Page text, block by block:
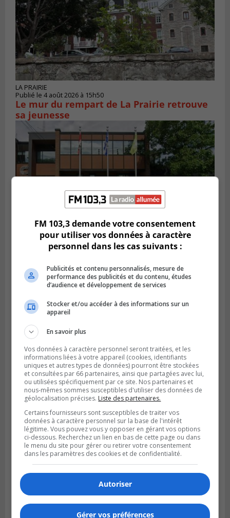
LA PRAIRIE
Publié le 4 août 2026 à 15h50
Le mur du rempart de La Prairie retrouve
sa jeunesse
SAINT-CONSTANT
Saint-Constant signe une nouvelle
convention pour le bien de la population
SAINT-LAMBERT
Publié le 4 août 2026 à 12h00
Une conseillère de Saint-Lambert craint le
développement de MET
FM 103,3 demande votre consentement
pour utiliser vos données à caractère
personnel dans les cas suivants :
Publicités et contenu personnalisés, mesure de
performance des publicités et du contenu, études
d’audience et développement de services
Stocker et/ou accéder à des informations sur un
appareil
En savoir plus
Vos données à caractère personnel seront traitées, et les
informations liées à votre appareil (cookies, identifiants
uniques et autres types de données) pourront être stockées
et consultées par 66 partenaires, ainsi que partagées avec lui,
ou utilisées spécifiquement par ce site. Nos partenaires et
nous-mêmes sommes susceptibles d'utiliser des données de
géolocalisation précises. Liste des partenaires.
Certains fournisseurs sont susceptibles de traiter vos
données à caractère personnel sur la base de l'intérêt
légitime. Vous pouvez vous y opposer en gérant vos options
ci-dessous. Recherchez un lien en bas de cette page ou dans
le menu du site pour gérer ou retirer votre consentement
dans les paramètres des cookies et de confidentialité.
Autoriser
Gérer vos préférences